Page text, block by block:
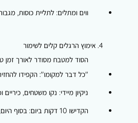
ווים ומתלים: לתליית כוסות,
4. אימוץ הרגלים קלים לשימור
הסוד למטבח מסודר לאורך זמן
"כל דבר למקומו": הקפידו
ניקיון מיידי: נקו משטחים, כיריים
הקדישו 10 דקות ביום:
בסוף היום, עברו על המטבח במשך